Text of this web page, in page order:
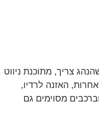
צריך, מתוכנת ניווט
האזנה לרדיו,
מסוימים גם